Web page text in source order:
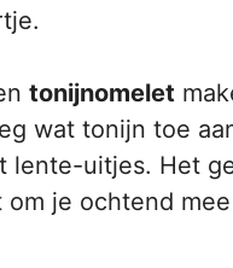
tonijnomelet
wat tonijn toe
lente-uitjes. Het
om je ochtend